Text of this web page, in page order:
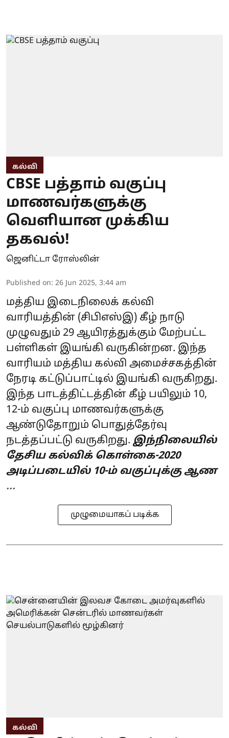
கல்வி
CBSE பத்தாம் வகுப்பு
மாணவர்களுக்கு
வெளியான முக்கிய
தகவல்!
ஜெனிட்டா ரோஸ்லின்
Published on: 26 Jun 2025, 3:44 am
மத்திய இடைநிலைக் கல்வி
வாரியத்தின் (சிபிஎஸ்இ) கீழ் நாடு
முழுவதும் 29 ஆயிரத்துக்கும் மேற்பட்ட
பள்ளிகள் இயங்கி வருகின்றன. இந்த
வாரியம் மத்திய கல்வி அமைச்சகத்தின்
நேரடி கட்டுப்பாட்டில் இயங்கி வருகிறது.
இந்த பாடத்திட்டத்தின் கீழ் பயிலும் 10,
12-ம் வகுப்பு மாணவர்களுக்கு
ஆண்டுதோறும் பொதுத்தேர்வு
நடத்தப்பட்டு வருகிறது. இந்நிலையில்
தேசிய கல்விக் கொள்கை-2020
அடிப்படையில் 10-ம் வகுப்புக்கு ஆண
...
முழுமையாகப் படிக்க
கல்வி